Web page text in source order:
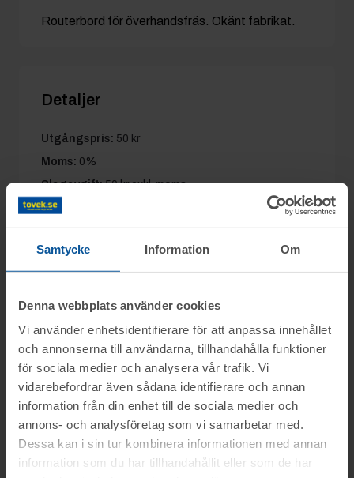
Samtycke Information Om
Denna webbplats använder cookies
Vi använder enhetsidentifierare för att anpassa innehållet
och annonserna till användarna, tillhandahålla funktioner
för sociala medier och analysera vår trafik. Vi
vidarebefordrar även sådana identifierare och annan
information från din enhet till de sociala medier och
annons- och analysföretag som vi samarbetar med.
Dessa kan i sin tur kombinera informationen med annan
information som du har tillhandahållit eller som de har
Routerbord för överhandsfräs. Okänt fabrikat.
Detaljer
Utgångspris: 50 kr
Moms: 0%
Slagavgift: 50 krexkl. moms
Information
objekt genom nätauktion på www.tovek.se
med avslut onsdagen den 19 augusti från
kl. 09.45.
Objektet säljes i befintligt skick.
Det är upp till köparen att kontrollera
objektet vid angiven tid för visning.
Frågor
Frågor om objekten tel. 070-2349502 eller
070-6568971.
Övriga frågor tel.0346-48770.
Visning
Växjö
Tisdagen den 18 aug. mellan kl. 13:00-
Betalning